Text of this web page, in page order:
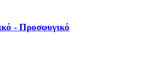
- Προσφυγικό